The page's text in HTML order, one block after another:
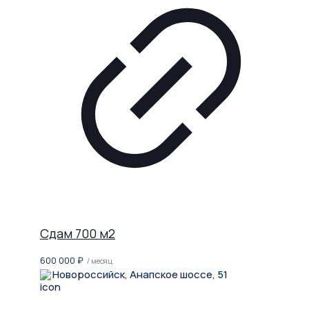
Сдам 700 м2
600 000 ₽ / месяц
Новороссийск, Анапское шоссе, 51